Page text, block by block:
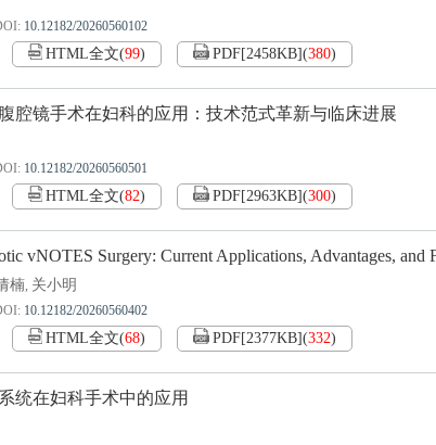
10.12182/20260560102
HTML全文(99) PDF[2458KB](380)
腔镜手术在妇科的应用：技术范式革新与临床进展
10.12182/20260560501
HTML全文(82) PDF[2963KB](300)
vNOTES Surgery: Current Applications, Advantages, and
楠, 关小明
10.12182/20260560402
HTML全文(68) PDF[2377KB](332)
统在妇科手术中的应用